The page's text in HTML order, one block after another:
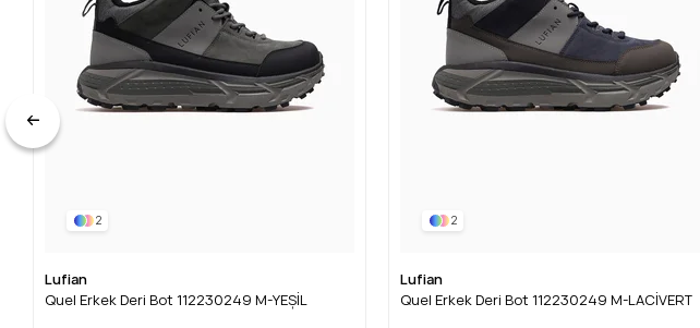
2
Lufian
Quel Erkek Deri Bot 112230249 M-YEŞİL
2
Lufian
Quel Erkek Deri Bot 112230249 M-LACİVERT